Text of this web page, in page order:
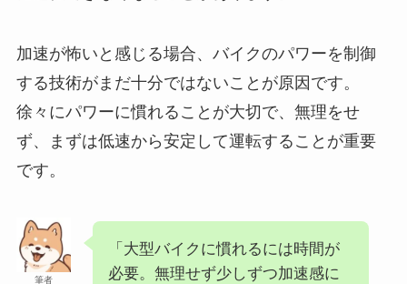
加速が怖いと感じる場合、バイクのパワーを制御
する技術がまだ十分ではないことが原因です。
徐々にパワーに慣れることが大切で、無理をせ
ず、まずは低速から安定して運転することが重要
です。
筆者
「大型バイクに慣れるには時間が
必要。無理せず少しずつ加速感に